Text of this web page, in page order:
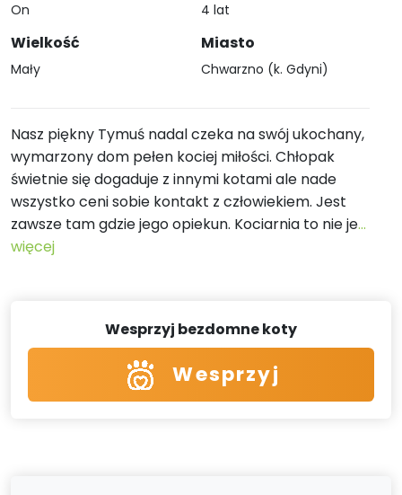
On
Wielkość
Mały
4 lat
Miasto
Chwarzno (k. Gdyni)
Nasz piękny Tymuś nadal czeka na swój ukochany,
wymarzony dom pełen kociej miłości. Chłopak
świetnie się dogaduje z innymi kotami ale nade
wszystko ceni sobie kontakt z człowiekiem. Jest
zawsze tam gdzie jego opiekun. Kociarnia to nie je...
więcej
Wesprzyj bezdomne koty
Wesprzyj